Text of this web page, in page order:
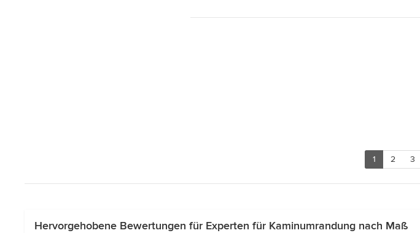
1 2 3
Hervorgehobene Bewertungen für Experten für Kaminumrandung nach Maß